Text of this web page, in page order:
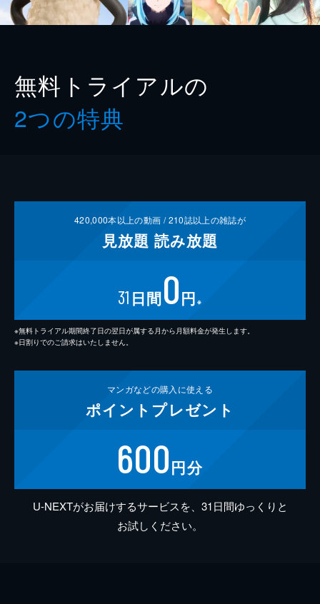
無料トライアルの
2つの特典
420,000本以上の動画 /210誌以上の雑誌が
見放題 読み放題
31 日間0円 ※
※無料トライアル期間終了日の翌日が属する月から月額料金が発生します。
※日割りでのご請求はいたしません。
マンガなどの購入に使える
ポイント プレゼント
600円分
U-NEXTがお届けするサービスを、31日間ゆっくりと
お試しください。